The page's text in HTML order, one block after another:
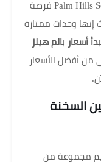
تعد أسعار بالم هيلز العين السخنة Palm Hills Sokhna فرصة
إنها وحدات ممتازة
أسعار بالم هيلز
من أفضل الأسعار
السخنة
مجموعة من